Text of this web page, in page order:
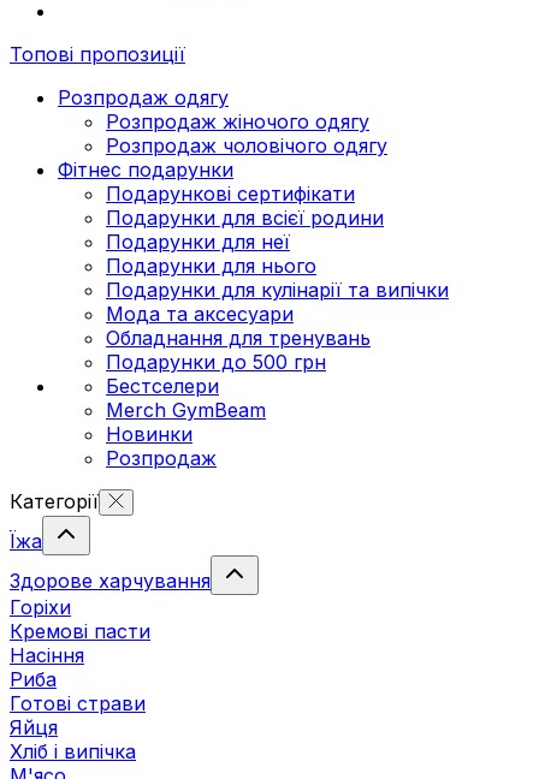
Топові пропозиції
Розпродаж одягу
Розпродаж жіночого одягу
Розпродаж чоловічого одягу
Фітнес подарунки
Подарункові сертифікати
Подарунки для всієї родини
Подарунки для неї
Подарунки для нього
Подарунки для кулінарії та випічки
Мода та аксесуари
Обладнання для тренувань
Подарунки до 500 грн
Бестселери
Merch GymBeam
Новинки
Розпродаж
Категорії
Їжа
Здорове харчування
Горіхи
Кремові пасти
Насіння
Риба
Готові страви
Яйця
Хліб і випічка